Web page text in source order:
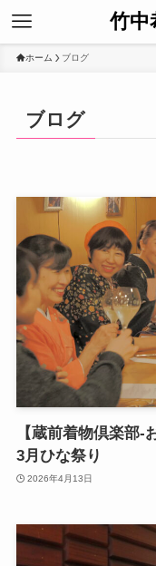
竹中
ホーム ブログ
ブログ
【蔵前着物倶楽部-
3月ひな祭り
2026年4月13日